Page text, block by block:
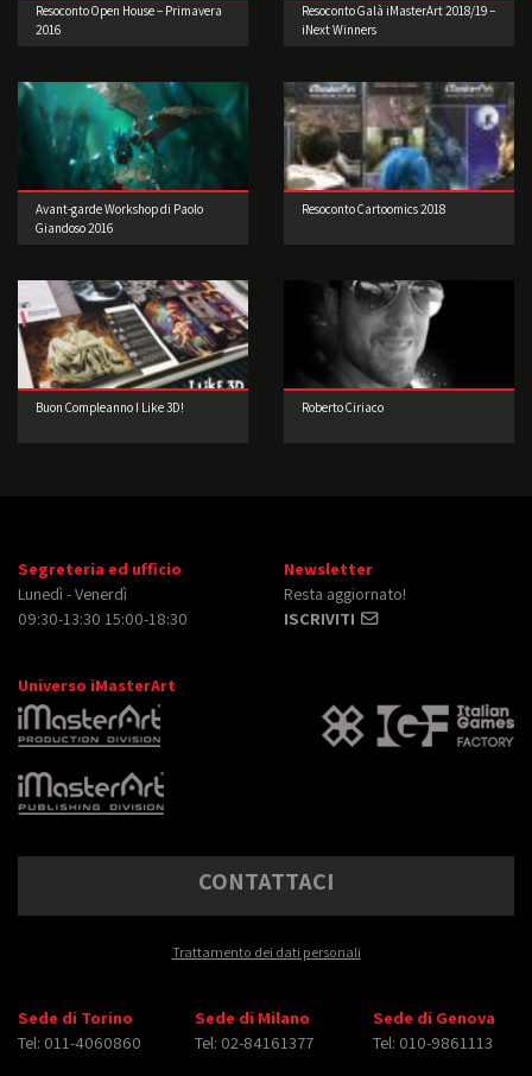
Resoconto Open House – Primavera
2016
Resoconto Galà iMasterArt 2018/19 –
iNext Winners
Avant-garde Workshop di Paolo
Giandoso 2016
Resoconto Cartoomics 2018
Buon Compleanno I Like 3D! Roberto Ciriaco
Segreteria ed ufficio
Lunedì - Venerdì
09:30-13:30 15:00-18:30
Newsletter
Resta aggiornato!
ISCRIVITI
Universo iMasterArt
CONTATTACI
Trattamento dei dati personali
Sede di Torino
Tel: 011-4060860
Sede di Milano
Tel: 02-84161377
Sede di Genova
Tel: 010-9861113